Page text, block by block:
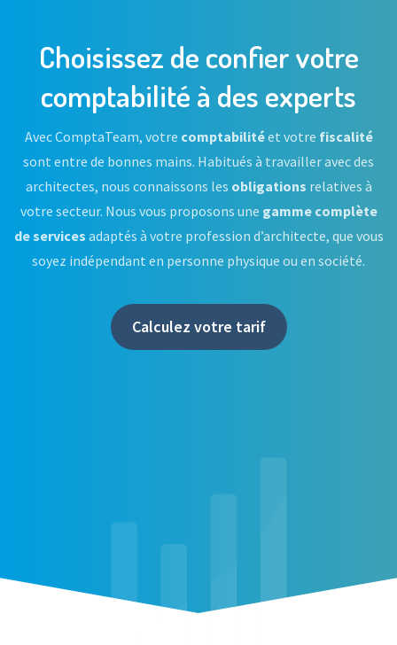
Choisissez de confier votre
comptabilité à des experts
Avec ComptaTeam, votre comptabilitéet votre fiscalité
sont entre de bonnes mains. Habitués à travailler avec des
architectes, nous connaissons les obligations relatives à
votre secteur. Nous vous proposons une gamme complète
de services adaptés à votre profession d’architecte, que vous
soyez indépendant en personne physique ou en société.
Calculez votre tarif